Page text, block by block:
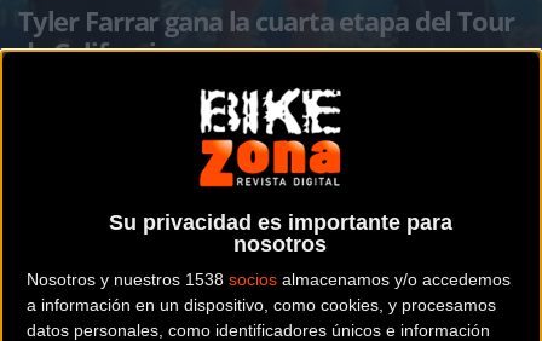
Su privacidad es importante para
nosotros
Nosotros y nuestros 1538 socios almacenamos y/o accedemos
a información en un dispositivo, como cookies, y procesamos
datos personales, como identificadores únicos e información
Tyler Farrar gana la cuarta etapa del Tour
de California
ciclismopublicada eljueves, 16 de mayo de
a las10:38hen la sección deCarretera
Doble alegría para el Garmin, tras la victoria deNavardauskasen el
giro Tyler Farrar ha conseguido el triunfo en la cuarta etapa del Tour